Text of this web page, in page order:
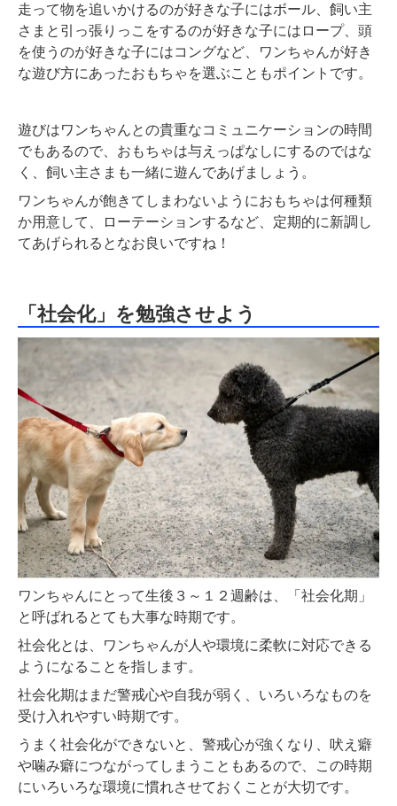
走って物を追いかけるのが好きな子にはボール、飼い主
さまと引っ張りっこをするのが好きな子にはロープ、頭
を使うのが好きな子にはコングなど、ワンちゃんが好き
な遊び方にあったおもちゃを選ぶこともポイントです。
遊びはワンちゃんとの貴重なコミュニケーションの時間
でもあるので、おもちゃは与えっぱなしにするのではな
く、飼い主さまも一緒に遊んであげましょう。
ワンちゃんが飽きてしまわないようにおもちゃは何種類
か用意して、ローテーションするなど、定期的に新調し
てあげられるとなお良いですね！
「社会化」を勉強させよう
ワンちゃんにとって生後３～１２週齢は、「社会化期」
と呼ばれるとても大事な時期です。
社会化とは、ワンちゃんが人や環境に柔軟に対応できる
ようになることを指します。
社会化期はまだ警戒心や自我が弱く、いろいろなものを
受け入れやすい時期です。
うまく社会化ができないと、警戒心が強くなり、吠え癖
や噛み癖につながってしまうこともあるので、この時期
にいろいろな環境に慣れさせておくことが大切です。